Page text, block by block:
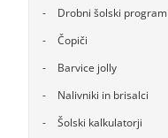
Drobni šolski program
Čopiči
Barvice jolly
Nalivniki in brisalci
Šolski kalkulatorji